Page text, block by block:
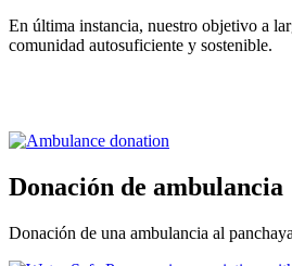
En última instancia, nuestro objetivo a
comunidad autosuficiente y sostenible.
Donación de ambulancia
Donación de una ambulancia al